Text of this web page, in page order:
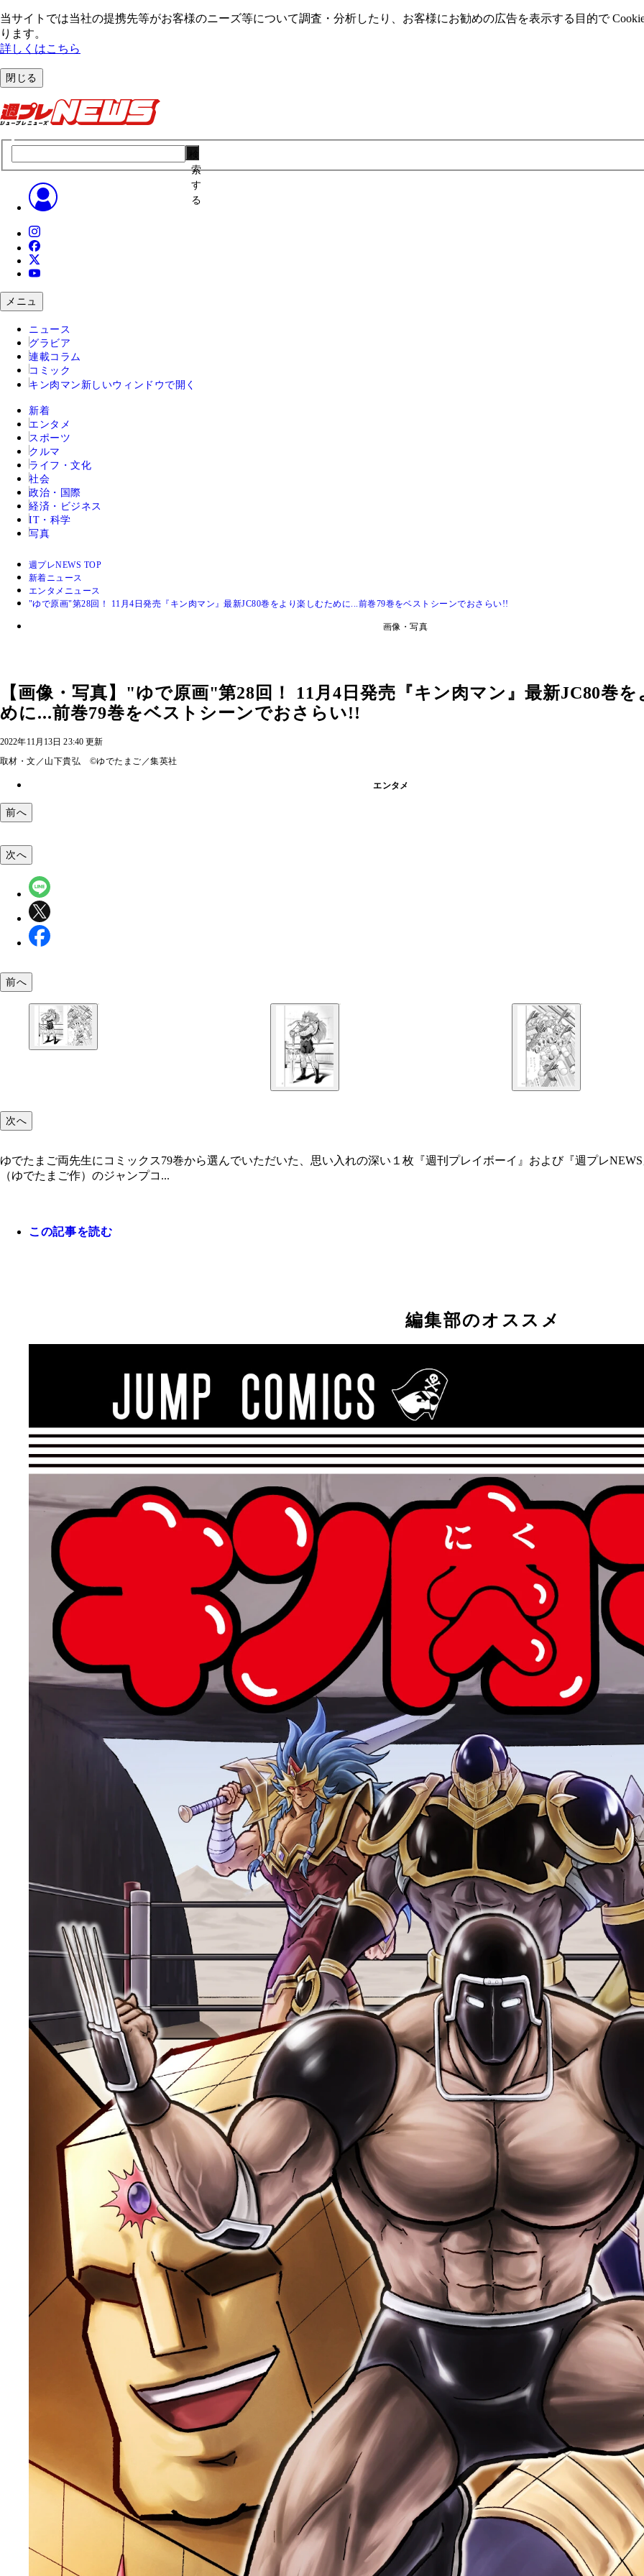
当サイトでは当社の提携先等がお客様のニーズ等について調査・分析したり、お客様にお勧めの広告を表⽰する⽬的で
ります。
詳しくはこちら
閉じる
索
す
る
メニュ
ニュース
グラビア
連載コラム
コミック
キン肉マン 新しいウィンドウで開く
新着
エンタメ
スポーツ
クルマ
ライフ・文化
社会
政治・国際
経済・ビジネス
IT・科学
写真
週プレNEWS TOP
新着ニュース
エンタメニュース
"ゆで原画"第28回！ 11月4日発売『キン肉マン』最新JC80巻をより楽しむために...前巻79巻をベストシーンでおさらい!!
画像・写真
【画像・写真】"ゆで原画"第28回！ 11月4日発売『キン肉マン』最新JC80巻
めに...前巻79巻をベストシーンでおさらい!!
2022年11月13日 23:40 更新
取材・文／山下貴弘 ©ゆでたまご／集英社
エンタメ
前へ
ゆでたまご両先生にコミックス79巻から選んでもらった思い入れの深い漫画原稿をご紹介！
ゆでたまご中井先生が選んだ１枚
ゆでたまご嶋田先生が選んだ１枚
好評発売中の『キン肉マン』第80巻
次へ
前へ
次へ
ゆでたまご両先生にコミックス79巻から選んでいただいた、思い入れの深い１枚『週刊プレイボーイ』および『週プレ
（ゆでたまご作）のジャンプコ...
この記事を読む
編集部のオススメ